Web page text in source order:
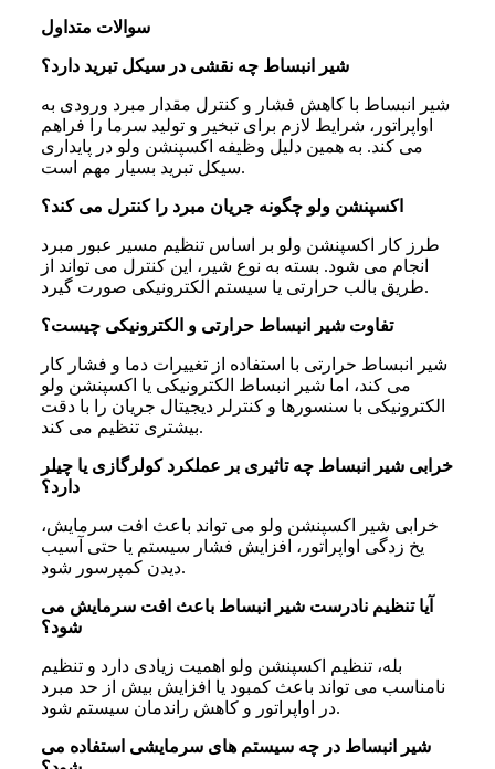
سوالات متداول
شیر انبساط چه نقشی در سیکل تبرید دارد؟
شیر انبساط با کاهش فشار و کنترل مقدار مبرد ورودی به
اواپراتور، شرایط لازم برای تبخیر و تولید سرما را فراهم
می کند. به همین دلیل وظیفه اکسپنشن ولو در پایداری
سیکل تبرید بسیار مهم است.
اکسپنشن ولو چگونه جریان مبرد را کنترل می کند؟
طرز کار اکسپنشن ولو بر اساس تنظیم مسیر عبور مبرد
انجام می شود. بسته به نوع شیر، این کنترل می تواند از
طریق بالب حرارتی یا سیستم الکترونیکی صورت گیرد.
تفاوت شیر انبساط حرارتی و الکترونیکی چیست؟
شیر انبساط حرارتی با استفاده از تغییرات دما و فشار کار
می کند، اما شیر انبساط الکترونیکی یا اکسپنشن ولو
الکترونیکی با سنسورها و کنترلر دیجیتال جریان را با دقت
بیشتری تنظیم می کند.
خرابی شیر انبساط چه تاثیری بر عملکرد کولرگازی یا چیلر
دارد؟
خرابی شیر اکسپنشن ولو می تواند باعث افت سرمایش،
یخ زدگی اواپراتور، افزایش فشار سیستم یا حتی آسیب
دیدن کمپرسور شود.
آیا تنظیم نادرست شیر انبساط باعث افت سرمایش می
شود؟
بله، تنظیم اکسپنشن ولو اهمیت زیادی دارد و تنظیم
نامناسب می تواند باعث کمبود یا افزایش بیش از حد مبرد
در اواپراتور و کاهش راندمان سیستم شود.
شیر انبساط در چه سیستم های سرمایشی استفاده می